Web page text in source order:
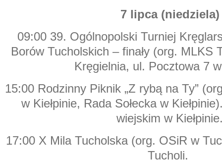
7 lipca (niedziela)
09:00 39. Ogólnopolski Turniej
Borów Tucholskich – finały (org. MLKS
Kręgielnia, ul. Pocztowa 7
15:00 Rodzinny Piknik „Z rybą na Ty”
w Kiełpinie, Rada Sołecka w
wiejskim w
17:00 X Mila Tucholska (org. OSiR w
Tucholi.